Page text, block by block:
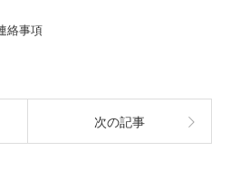
絡事項
次の記事